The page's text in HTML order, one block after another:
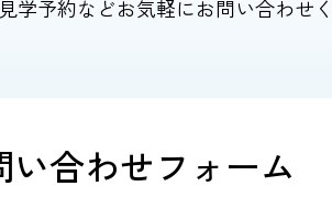
見学予約などお気軽にお問い合わせく
い合わせフォーム